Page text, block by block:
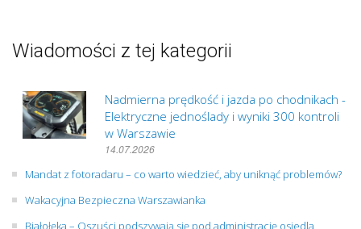
Wiadomości z tej kategorii
Nadmierna prędkość i jazda po chodnikach -
Elektryczne jednoślady i wyniki 300 kontroli
w Warszawie
14.07.2026
Mandat z fotoradaru – co warto wiedzieć, aby uniknąć problemów?
Wakacyjna Bezpieczna Warszawianka
Białołęka – Oszuści podszywają się pod administrację osiedla